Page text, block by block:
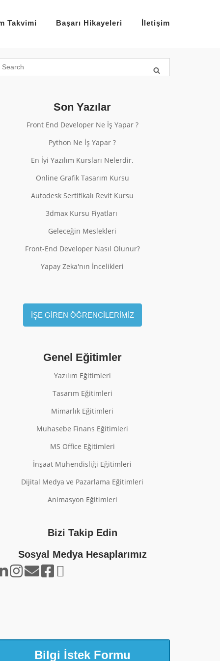
Takvimi Başarı Hikayeleri İletişim
Son Yazılar
Front End Developer Ne İş Yapar ?
Python Ne İş Yapar ?
En İyi Yazılım Kursları Nelerdir.
Online Grafik Tasarım Kursu
Autodesk Sertifikalı Revit Kursu
3dmax Kursu Fiyatları
Geleceğin Meslekleri
Front-End Developer Nasıl Olunur?
Yapay Zeka'nın İncelikleri
İŞE GİREN ÖĞRENCİLERİMİZ
Genel Eğitimler
Yazılım Eğitimleri
Tasarım Eğitimleri
Mimarlık Eğitimleri
Muhasebe Finans Eğitimleri
MS Office Eğitimleri
İnşaat Mühendisliği Eğitimleri
Dijital Medya ve Pazarlama Eğitimleri
Animasyon Eğitimleri
Bizi Takip Edin
Sosyal Medya Hesaplarımız
Bilgi İstek Formu